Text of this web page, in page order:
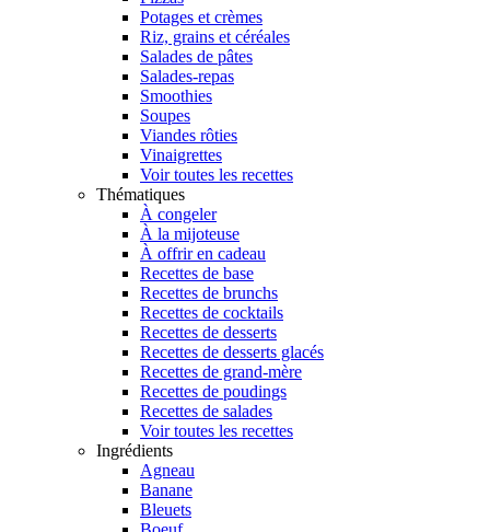
Potages et crèmes
Riz, grains et céréales
Salades de pâtes
Salades-repas
Smoothies
Soupes
Viandes rôties
Vinaigrettes
Voir toutes les recettes
Thématiques
À congeler
À la mijoteuse
À offrir en cadeau
Recettes de base
Recettes de brunchs
Recettes de cocktails
Recettes de desserts
Recettes de desserts glacés
Recettes de grand-mère
Recettes de poudings
Recettes de salades
Voir toutes les recettes
Ingrédients
Agneau
Banane
Bleuets